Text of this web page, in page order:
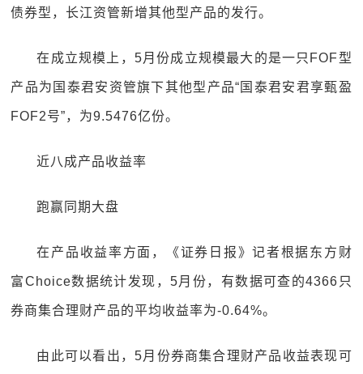
债券型，长江资管新增其他型产品的发行。
在成立规模上，5月份成立规模最大的是一只FOF型
产品为国泰君安资管旗下其他型产品“国泰君安君享甄盈
FOF2号”，为9.5476亿份。
近八成产品收益率
跑赢同期大盘
在产品收益率方面，《证券日报》记者根据东方财
富Choice数据统计发现，5月份，有数据可查的4366只
券商集合理财产品的平均收益率为-0.64%。
由此可以看出，5月份券商集合理财产品收益表现可